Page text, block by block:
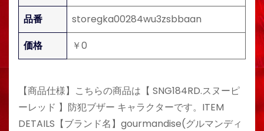
品番
storegka00284wu3zsbbaan
価格
￥0
【商品仕様】こちらの商品は【 SNG184RD.スヌーピ
ーレッド 】防犯ブザー キャラクターです。ITEM
DETAILS【ブランド名】gourmandise(グルマンディ